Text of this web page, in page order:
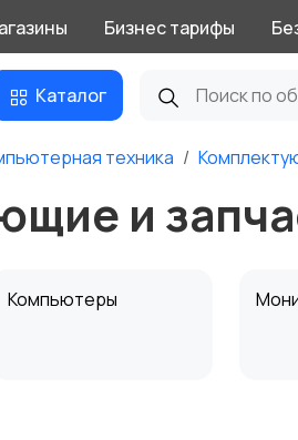
Бизнес тарифы
Каталог
техника
и
Компьютеры